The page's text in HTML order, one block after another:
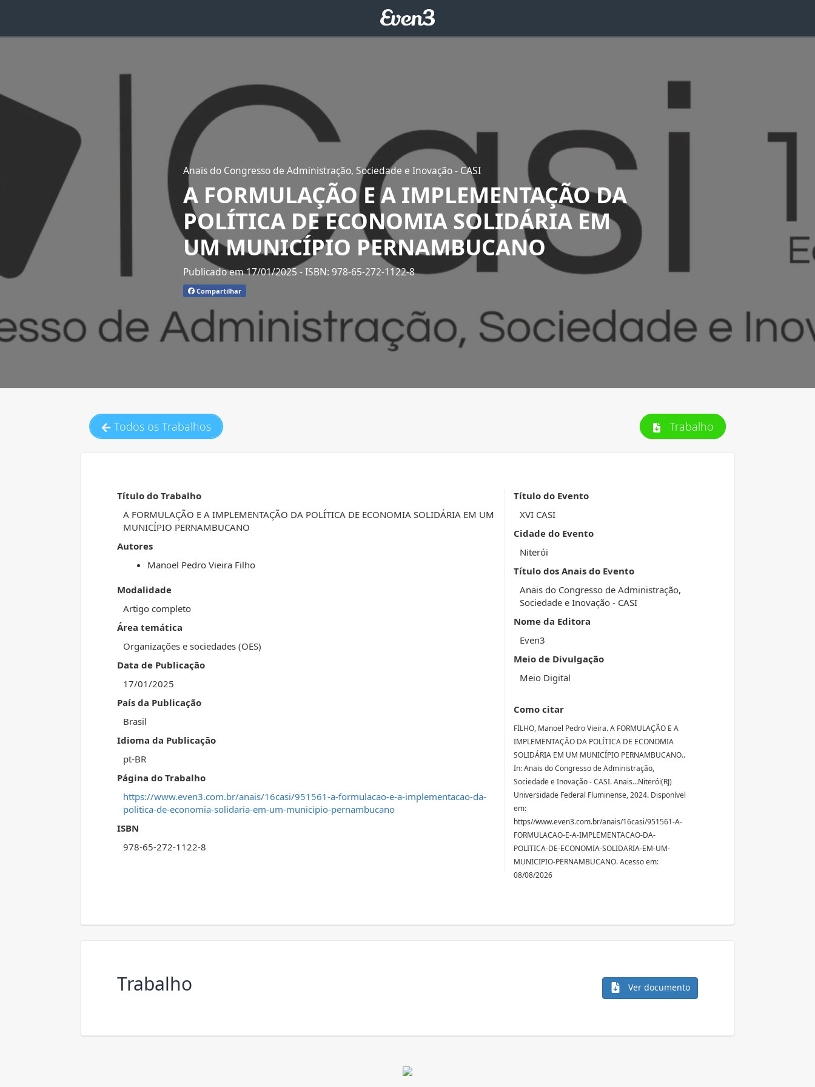
Anais do Congresso de Administração, Sociedade e Inovação - CASI
A FORMULAÇÃO E A IMPLEMENTAÇÃO DA
POLÍTICA DE ECONOMIA SOLIDÁRIA EM
UM MUNICÍPIO PERNAMBUCANO
Publicado em 17/01/2025- ISBN: 978-65-272-1122-8
Compartilhar
Todos os Trabalhos Trabalho
Título do Trabalho
A FORMULAÇÃO E A IMPLEMENTAÇÃO DA POLÍTICA DE ECONOMIA SOLIDÁRIA EM UM
MUNICÍPIO PERNAMBUCANO
Autores
Manoel Pedro Vieira Filho
Modalidade
Artigo completo
Área temática
Organizações e sociedades (OES)
Data de Publicação
17/01/2025
País da Publicação
Brasil
Idioma da Publicação
pt-BR
Página do Trabalho
https://www.even3.com.br/anais/16casi/951561-a-formulacao-e-a-implementacao-da-
politica-de-economia-solidaria-em-um-municipio-pernambucano
ISBN
978-65-272-1122-8
Título do Evento
XVI CASI
Cidade do Evento
Niterói
Título dos Anais do Evento
Anais do Congresso de Administração,
Sociedade e Inovação - CASI
Nome da Editora
Even3
Meio de Divulgação
Meio Digital
Como citar
FILHO, Manoel Pedro Vieira. A FORMULAÇÃO E A
IMPLEMENTAÇÃO DA POLÍTICA DE ECONOMIA
SOLIDÁRIA EM UM MUNICÍPIO PERNAMBUCANO..
In: Anais do Congresso de Administração,
Sociedade e Inovação - CASI. Anais...Niterói(RJ)
Universidade Federal Fluminense, 2024. Disponível
em:
https//www.even3.com.br/anais/16casi/951561-A-
FORMULACAO-E-A-IMPLEMENTACAO-DA-
POLITICA-DE-ECONOMIA-SOLIDARIA-EM-UM-
MUNICIPIO-PERNAMBUCANO. Acesso em:
08/08/2026
Trabalho Ver documento